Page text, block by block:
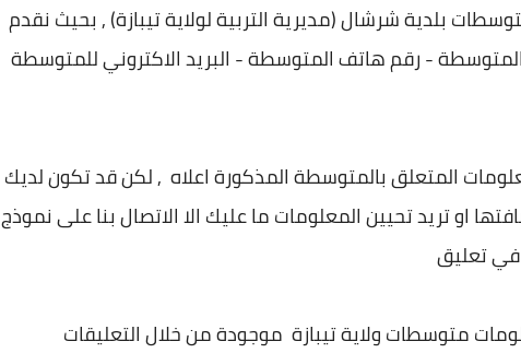
بلدية شرشال (مديرية التربية لولاية تيبازة) , بحيث نقدم
- رقم هاتف المتوسطة - البريد الاكتروني للمتوسطة
المتعلق بالمتوسطة المذكورة اعلاه , لكن قد تكون لديك
او تريد تحيين المعلومات ما عليك الا الاتصال بنا على نموذج
متوسطات ولاية تيبازة موجودة من خلال التعليقات